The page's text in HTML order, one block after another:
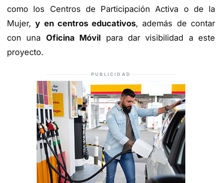
como los Centros de Participación Activa o de la
Mujer,y en centros educativos, además de contar
con una Oficina Móvil para dar visibilidad a este
proyecto.
PUBLICIDAD